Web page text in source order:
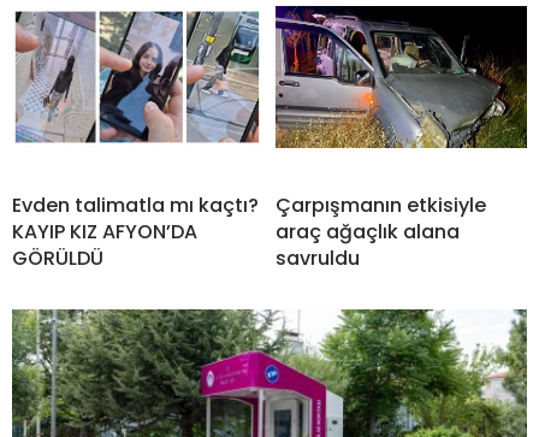
Evden talimatla mı kaçtı?
KAYIP KIZ AFYON’DA
GÖRÜLDÜ
Çarpışmanın etkisiyle
araç ağaçlık alana
savruldu